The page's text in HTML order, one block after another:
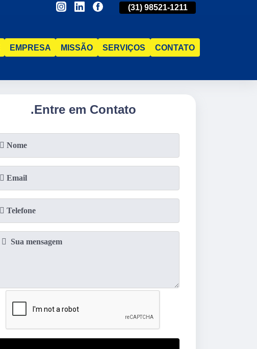
2515-5031 (31)98521-1211
EMPRESA MISSÃO SERVIÇOS CONTATO
.Entre em Contato